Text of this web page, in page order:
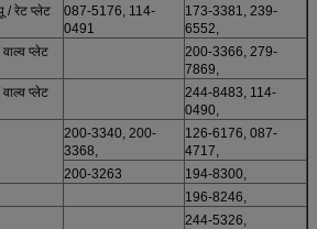
/ रेट प्लेट
087-5176, 114-
0491
173-3381, 239-
6552,
प्लेट
200-3366, 279-
7869,
प्लेट
244-8483, 114-
0490,
200-3340, 200-
3368,
126-6176, 087-
4717,
200-3263
194-8300,
196-8246,
244-5326,